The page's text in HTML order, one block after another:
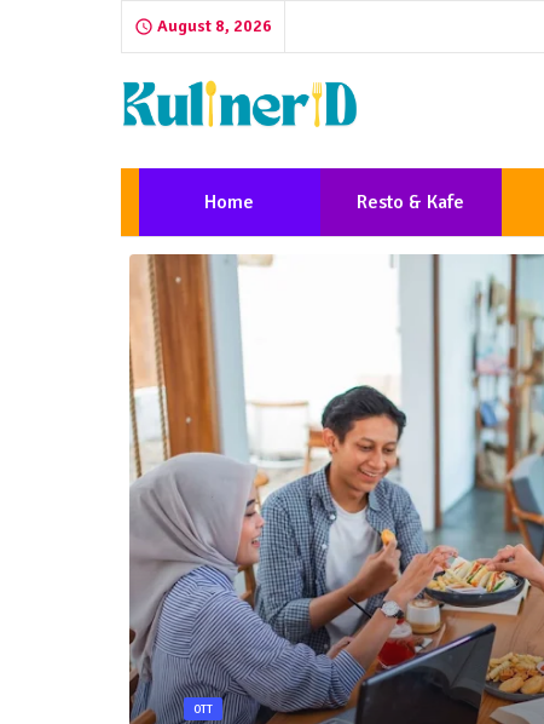
August 8, 2026
Home Resto & Kafe
OTT